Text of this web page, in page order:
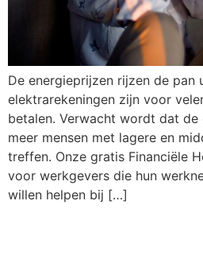
De energieprijzen rijzen de pan
elektrarekeningen zijn voor
betalen. Verwacht wordt dat de
meer mensen met lagere en
treffen. Onze gratis Financiële
voor werkgevers die hun
willen helpen bij […]